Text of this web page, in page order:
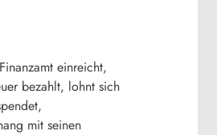
einreicht,
bezahlt, lohnt sich
mit seinen